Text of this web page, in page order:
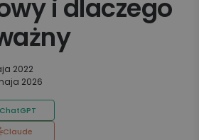
i dlaczego
2022
2026
ChatGPT
Claude